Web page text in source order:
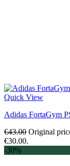
Quick View
Adidas FortaGym
€43.00 Original
€30.00.
-30%